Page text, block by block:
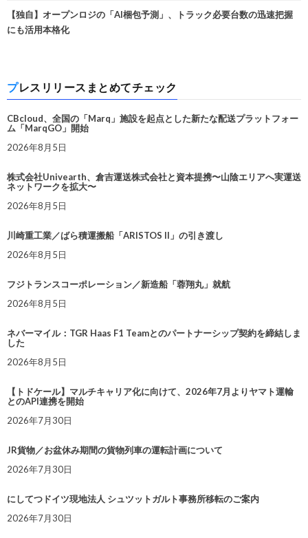
【独自】オープンロジの「AI梱包予測」、トラック必要台数の迅速把握
にも活用本格化
プレスリリースまとめてチェック
CBcloud、全国の「Marq」施設を起点とした新たな配送プラットフォー
ム「MarqGO」開始
2026年8月5日
株式会社Univearth、倉吉運送株式会社と資本提携〜山陰エリアへ実運送
ネットワークを拡大〜
2026年8月5日
川崎重工業／ばら積運搬船「ARISTOS II」の引き渡し
2026年8月5日
フジトランスコーポレーション／新造船「蓉翔丸」就航
2026年8月5日
ネバーマイル：TGR Haas F1 Teamとのパートナーシップ契約を締結しま
した
2026年8月5日
【トドケール】マルチキャリア化に向けて、2026年7月よりヤマト運輸
とのAPI連携を開始
2026年7月30日
JR貨物／お盆休み期間の貨物列車の運転計画について
2026年7月30日
にしてつドイツ現地法人 シュツットガルト事務所移転のご案内
2026年7月30日